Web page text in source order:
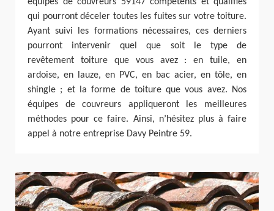
équipes de couvreurs 59147 compétents et qualifiés
qui pourront déceler toutes les fuites sur votre toiture.
Ayant suivi les formations nécessaires, ces derniers
pourront intervenir quel que soit le type de
revêtement toiture que vous avez : en tuile, en
ardoise, en lauze, en PVC, en bac acier, en tôle, en
shingle ; et la forme de toiture que vous avez. Nos
équipes de couvreurs appliqueront les meilleures
méthodes pour ce faire. Ainsi, n’hésitez plus à faire
appel à notre entreprise Davy Peintre 59.